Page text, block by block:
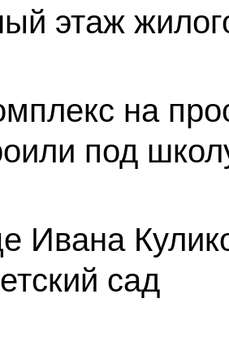
этаж
на
под
Ивана
сад